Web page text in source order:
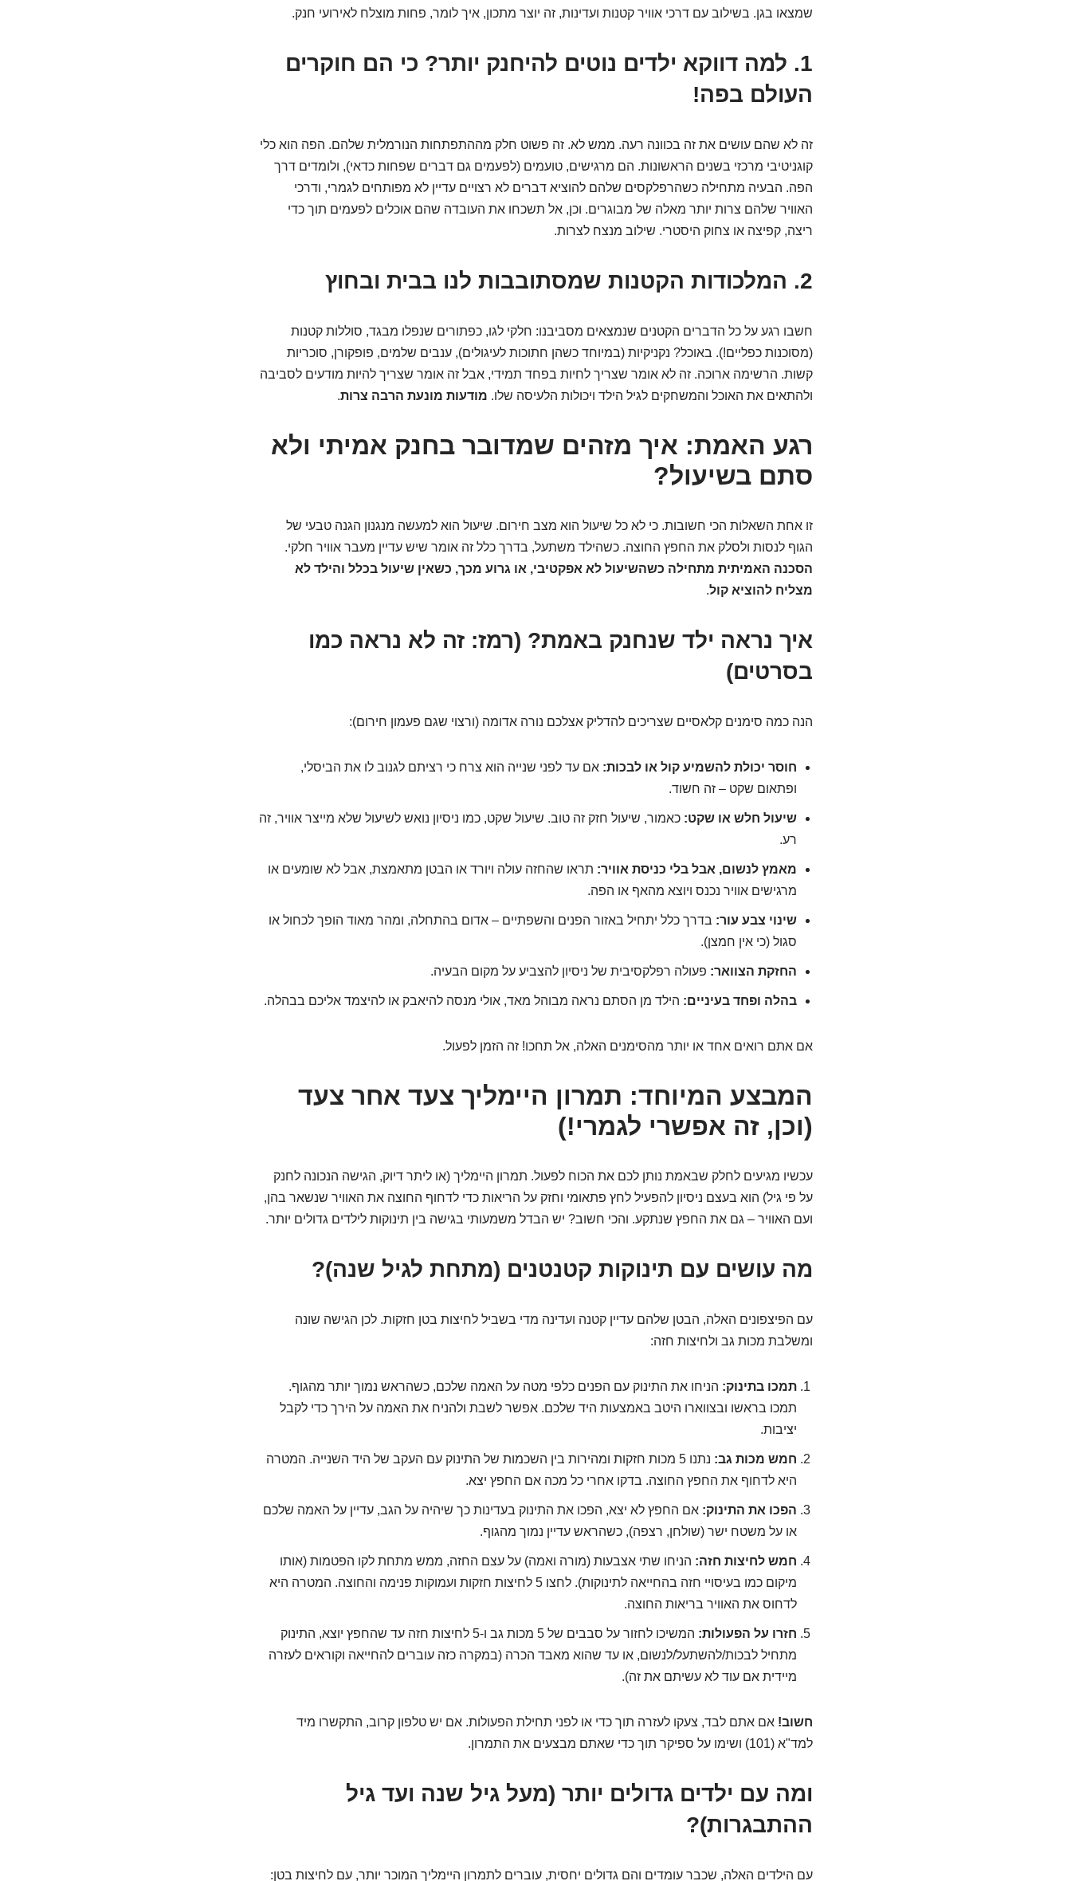
שמצאו בגן. בשילוב עם דרכי אוויר קטנות ועדינות, זה יוצר מתכון, איך לומר, פחות מוצלח לאירועי חנק.
1. למה דווקא ילדים נוטים להיחנק יותר? כי הם חוקרים
העולם בפה!
זה לא שהם עושים את זה בכוונה רעה. ממש לא. זה פשוט חלק מההתפתחות הנורמלית שלהם. הפה הוא כלי
קוגניטיבי מרכזי בשנים הראשונות. הם מרגישים, טועמים (לפעמים גם דברים שפחות כדאי), ולומדים דרך
הפה. הבעיה מתחילה כשהרפלקסים שלהם להוציא דברים לא רצויים עדיין לא מפותחים לגמרי, ודרכי
האוויר שלהם צרות יותר מאלה של מבוגרים. וכן, אל תשכחו את העובדה שהם אוכלים לפעמים תוך כדי
ריצה, קפיצה או צחוק היסטרי. שילוב מנצח לצרות.
2. המלכודות הקטנות שמסתובבות לנו בבית ובחוץ
חשבו רגע על כל הדברים הקטנים שנמצאים מסביבנו: חלקי לגו, כפתורים שנפלו מבגד, סוללות קטנות
(מסוכנות כפליים!). באוכל? נקניקיות (במיוחד כשהן חתוכות לעיגולים), ענבים שלמים, פופקורן, סוכריות
קשות. הרשימה ארוכה. זה לא אומר שצריך לחיות בפחד תמידי, אבל זה אומר שצריך להיות מודעים לסביבה
ולהתאים את האוכל והמשחקים לגיל הילד ויכולות הלעיסה שלו. מודעות מונעת הרבה צרות.
רגע האמת: איך מזהים שמדובר בחנק אמיתי ולא
סתם בשיעול?
זו אחת השאלות הכי חשובות. כי לא כל שיעול הוא מצב חירום. שיעול הוא למעשה מנגנון הגנה טבעי של
הגוף לנסות ולסלק את החפץ החוצה. כשהילד משתעל, בדרך כלל זה אומר שיש עדיין מעבר אוויר חלקי.
הסכנה האמיתית מתחילה כשהשיעול לא אפקטיבי, או גרוע מכך, כשאין שיעול בכלל והילד לא
מצליח להוציא קול.
איך נראה ילד שנחנק באמת? (רמז: זה לא נראה כמו
בסרטים)
הנה כמה סימנים קלאסיים שצריכים להדליק אצלכם נורה אדומה (ורצוי שגם פעמון חירום):
חוסר יכולת להשמיע קול או לבכות: אם עד לפני שנייה הוא צרח כי רציתם לגנוב לו את הביסלי,
ופתאום שקט – זה חשוד.
שיעול חלש או שקט: כאמור, שיעול חזק זה טוב. שיעול שקט, כמו ניסיון נואש לשיעול שלא מייצר אוויר, זה
רע.
מאמץ לנשום, אבל בלי כניסת אוויר: תראו שהחזה עולה ויורד או הבטן מתאמצת, אבל לא שומעים או
מרגישים אוויר נכנס ויוצא מהאף או הפה.
שינוי צבע עור: בדרך כלל יתחיל באזור הפנים והשפתיים – אדום בהתחלה, ומהר מאוד הופך לכחול או
סגול (כי אין חמצן).
החזקת הצוואר: פעולה רפלקסיבית של ניסיון להצביע על מקום הבעיה.
בהלה ופחד בעיניים: הילד מן הסתם נראה מבוהל מאד, אולי מנסה להיאבק או להיצמד אליכם בבהלה.
אם אתם רואים אחד או יותר מהסימנים האלה, אל תחכו! זה הזמן לפעול.
המבצע המיוחד: תמרון היימליך צעד אחר צעד
(וכן, זה אפשרי לגמרי!)
עכשיו מגיעים לחלק שבאמת נותן לכם את הכוח לפעול. תמרון היימליך (או ליתר דיוק, הגישה הנכונה לחנק
על פי גיל) הוא בעצם ניסיון להפעיל לחץ פתאומי וחזק על הריאות כדי לדחוף החוצה את האוויר שנשאר בהן,
ועם האוויר – גם את החפץ שנתקע. והכי חשוב? יש הבדל משמעותי בגישה בין תינוקות לילדים גדולים יותר.
מה עושים עם תינוקות קטנטנים (מתחת לגיל שנה)?
עם הפיצפונים האלה, הבטן שלהם עדיין קטנה ועדינה מדי בשביל לחיצות בטן חזקות. לכן הגישה שונה
ומשלבת מכות גב ולחיצות חזה:
תמכו בתינוק: הניחו את התינוק עם הפנים כלפי מטה על האמה שלכם, כשהראש נמוך יותר מהגוף.
תמכו בראשו ובצווארו היטב באמצעות היד שלכם. אפשר לשבת ולהניח את האמה על הירך כדי לקבל
יציבות.
חמש מכות גב:
נתנו 5 מכות חזקות ומהירות בין השכמות של התינוק עם העקב של היד השנייה. המטרה
היא לדחוף את החפץ החוצה. בדקו אחרי כל מכה אם החפץ יצא.
הפכו את התינוק: אם החפץ לא יצא, הפכו את התינוק בעדינות כך שיהיה על הגב, עדיין על האמה שלכם
או על משטח ישר (שולחן, רצפה), כשהראש עדיין נמוך מהגוף.
חמש לחיצות חזה: הניחו שתי אצבעות (מורה ואמה) על עצם החזה, ממש מתחת לקו הפטמות (אותו
מיקום כמו בעיסויי חזה בהחייאה לתינוקות). לחצו 5 לחיצות חזקות ועמוקות פנימה והחוצה. המטרה היא
לדחוס את האוויר בריאות החוצה.
חזרו על הפעולות:
המשיכו לחזור על סבבים של 5 מכות גב ו-5 לחיצות חזה עד שהחפץ יוצא, התינוק
מתחיל לבכות/להשתעל/לנשום, או עד שהוא מאבד הכרה (במקרה כזה עוברים להחייאה וקוראים לעזרה
מיידית אם עוד לא עשיתם את זה).
חשוב! אם אתם לבד, צעקו לעזרה תוך כדי או לפני תחילת הפעולות. אם יש טלפון קרוב, התקשרו מיד
למד"א (101) ושימו על ספיקר תוך כדי שאתם מבצעים את התמרון.
ומה עם ילדים גדולים יותר (מעל גיל שנה ועד גיל
ההתבגרות)?
עם הילדים האלה, שכבר עומדים והם גדולים יחסית, עוברים לתמרון היימליך המוכר יותר, עם לחיצות בטן: